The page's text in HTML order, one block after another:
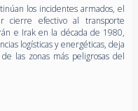
los incidentes armados, el
cierre efectivo al transporte
e Irak en la década de 1980,
logísticas y energéticas, deja
las zonas más peligrosas del